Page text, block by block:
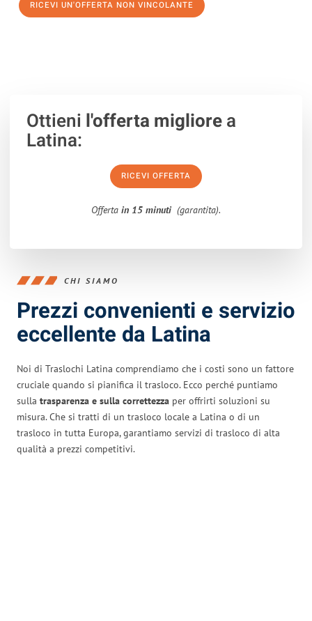
RICEVI UN'OFFERTA NON VINCOLANTE
Ottieni l'offerta migliorea
Latina:
RICEVI OFFERTA
Offerta in 15 minuti (garantita).
CHI SIAMO
Prezzi convenienti e servizio
eccellente da Latina
Noi di Traslochi Latina comprendiamo che i costi sono un fattore
cruciale quando si pianifica il trasloco. Ecco perché puntiamo
sulla trasparenza e sulla correttezza per offrirti soluzioni su
misura. Che si tratti di un trasloco locale a Latina o di un
trasloco in tutta Europa, garantiamo servizi di trasloco di alta
qualità a prezzi competitivi.